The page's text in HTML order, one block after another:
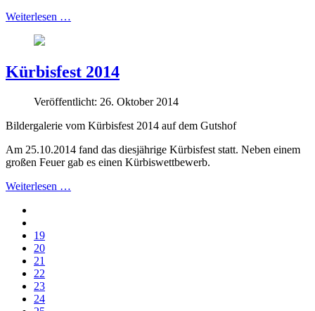
Weiterlesen …
Kürbisfest 2014
Veröffentlicht: 26. Oktober 2014
Bildergalerie vom Kürbisfest 2014 auf dem Gutshof
Am 25.10.2014 fand das diesjährige Kürbisfest statt. Neben einem
großen Feuer gab es einen Kürbiswettbewerb.
Weiterlesen …
19
20
21
22
23
24